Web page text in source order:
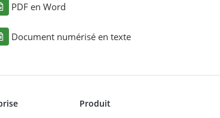
PDF en Word
Document numérisé en texte
Produit